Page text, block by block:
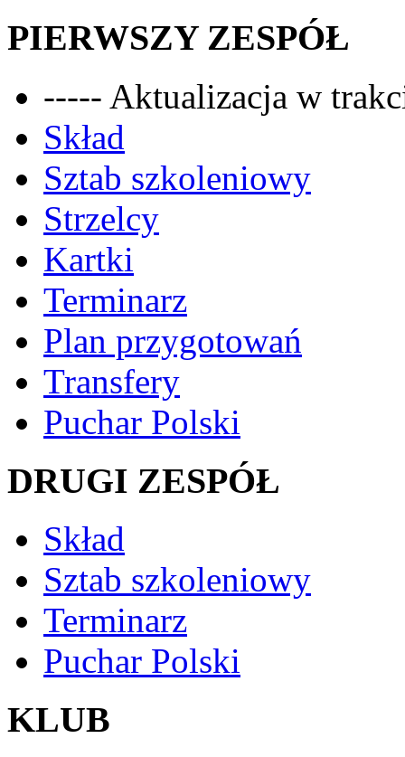
PIERWSZY ZESPÓŁ
----- Aktualizacja w
Skład
Sztab szkoleniowy
Strzelcy
Kartki
Terminarz
Plan przygotowań
Transfery
Puchar Polski
DRUGI ZESPÓŁ
Skład
Sztab szkoleniowy
Terminarz
Puchar Polski
KLUB